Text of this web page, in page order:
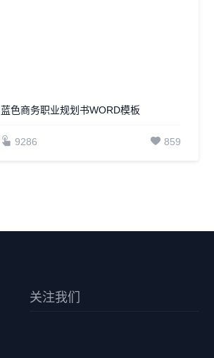
蓝色商务职业规划书WORD模板
9286 859
关注我们